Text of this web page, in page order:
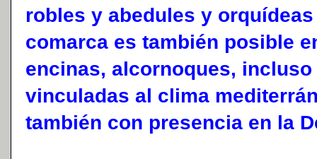
robles y abedules y
comarca es también posible
encinas, alcornoques,
vinculadas al clima
también con presencia en la